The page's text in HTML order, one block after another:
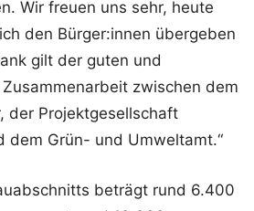
Wir freuen uns sehr, heute
den Bürger:innen übergeben
gilt der guten und
zwischen dem
der Projektgesellschaft
dem Grün- und Umweltamt.“
beträgt rund 6.400